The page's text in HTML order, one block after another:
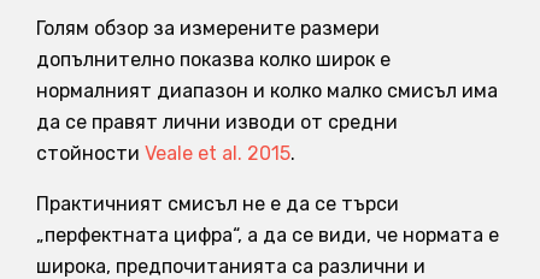
Голям обзор за измерените размери
допълнително показва колко широк е
нормалният диапазон и колко малко смисъл има
да се правят лични изводи от средни
стойности Veale et al. 2015.
Практичният смисъл не е да се търси
„перфектната цифра“, а да се види, че нормата е
широка, предпочитанията са различни и